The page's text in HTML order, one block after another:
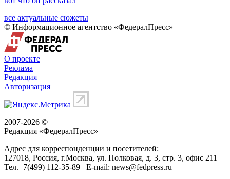
все актуальные сюжеты
© Информационное агентство «ФедералПресс»
О проекте
Реклама
Редакция
Авторизация
2007-2026 ©
Редакция «ФедералПресс»
Адрес для корреспонденции и посетителей:
127018, Россия, г.Москва, ул. Полковая, д. 3, стр. 3, офис 211
Тел.+7(499) 112-35-89 E-mail: news@fedpress.ru